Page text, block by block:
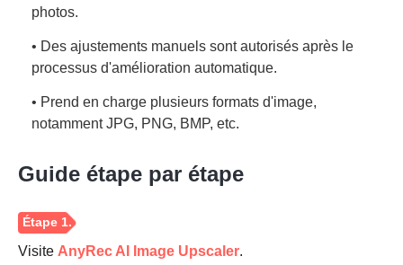
photos.
• Des ajustements manuels sont autorisés après le
processus d'amélioration automatique.
• Prend en charge plusieurs formats d'image,
notamment JPG, PNG, BMP, etc.
Guide étape par étape
Visite AnyRec AI Image Upscaler.